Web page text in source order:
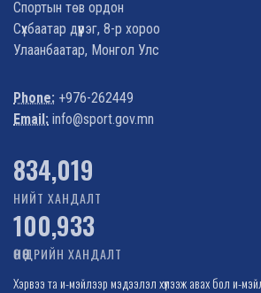
Спортын төв ордон
Сүхбаатар дүүрэг, 8-р хороо
Улаанбаатар, Монгол Улс
Phone: +976-262449
Email: info@sport.gov.mn
995,442
НИЙТ ХАНДАЛТ
100,933
ӨНӨӨДРИЙН ХАНДАЛТ
Хэрвээ та и-мэйлээр мэдээлэл хүлээж авах бол и-мэйлээ